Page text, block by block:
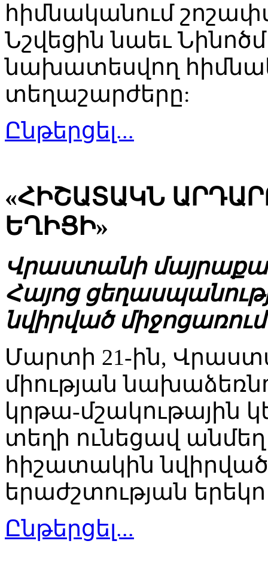
հիմնականում
Նշվեցին նաեւ
նախատեսվող
տեղաշարժերը:
Ընթերցել...
«ՀԻՇԱՏԱԿՆ
ԵՂԻՑԻ»
Վրաստանի
Հայոց
նվիրված
Մարտի 21-ին,
միության
կրթա-մշակութային
տեղի ունեցավ
հիշատակին
երաժշտության
Ընթերցել...